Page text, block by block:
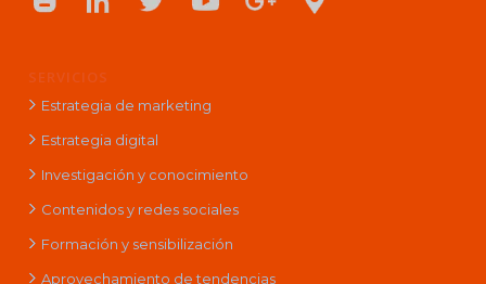
SERVICIOS
Estrategia de marketing
Estrategia digital
Investigación y conocimiento
Contenidos y redes sociales
Formación y sensibilización
Aprovechamiento de tendencias